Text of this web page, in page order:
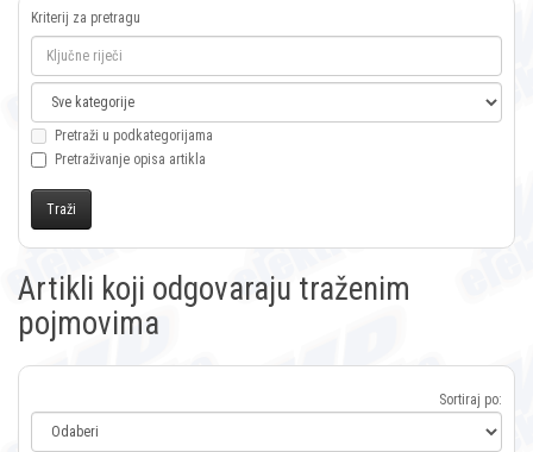
Kriterij za pretragu
Pretraži u podkategorijama
Pretraživanje opisa artikla
Artikli koji odgovaraju traženim
pojmovima
Sortiraj po: